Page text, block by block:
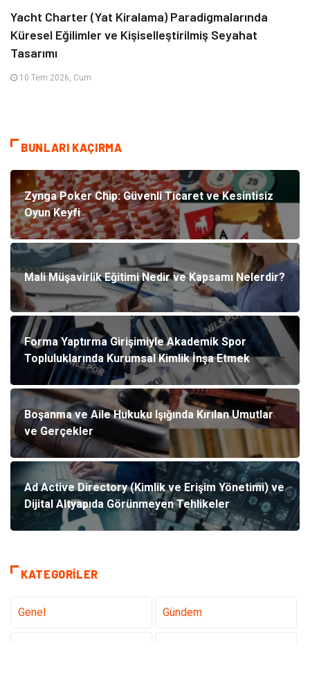
Yacht Charter (Yat Kiralama) Paradigmalarında
Küresel Eğilimler ve Kişiselleştirilmiş Seyahat
Tasarımı
10 Tem 2026, Cum
BUNLARI KAÇIRMA
Zynga Poker Chip: Güvenli Ticaret ve Kesintisiz
Oyun Keyfi
Mali Müşavirlik Eğitimi Nedir ve Kapsamı Nelerdir?
Forma Yaptırma Girişimiyle Akademik Spor
Topluluklarında Kurumsal Kimlik İnşa Etmek
Boşanma ve Aile Hukuku Işığında Kırılan Umutlar
ve Gerçekler
Ad Active Directory (Kimlik ve Erişim Yönetimi) ve
Dijital Altyapıda Görünmeyen Tehlikeler
KATEGORILER
Genel Gündem